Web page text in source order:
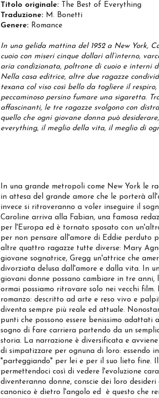
Titolo originale:
The Best of Everything
Traduzione: M. Bonetti
Genere: Romance
In una gelida mattina del 1952 a New York,
cuoio con miseri cinque dollari all’interno,
aria condizionata, poltrone di cuoio e interni
Nella casa editrice, altre due ragazze
texana col viso così bello da togliere il
peccaminoso persino fumare una sigaretta.
affascinanti, le tre ragazze svolgono con
quello che ogni giovane donna può
everything, il meglio della vita, il meglio di
In una grande metropoli come New York le
in attesa del grande amore che le porterà
invece si ritroveranno a voler inseguire il
Caroline arriva alla Fabian, una famosa
per l'Europa ed è tornato sposato con
per non pensare all'amore di Eddie perduto
altre quattro ragazze tutte diverse: Mary
giovane sognatrice, Gregg un'attrice che
divorziata delusa dall'amore e dalla vita. In
giovani donne possano cambiare in tre anni,
ormai possiamo ritrovare solo nei vecchi
romanzo: descritto ad arte e reso vivo e
diventa sempre più reale ed attuale.
punti che possono essere benissimo adattati
sogno di fare carriera partendo da un
storia. La narrazione è diversificata e
di simpatizzare per ognuna di loro: essendo
"parteggiando" per lei e per il suo lieto
permettendoci così di vedere l'evoluzione
diventeranno donne, conscie dei loro
canonico è dietro l'angolo ed è questo che